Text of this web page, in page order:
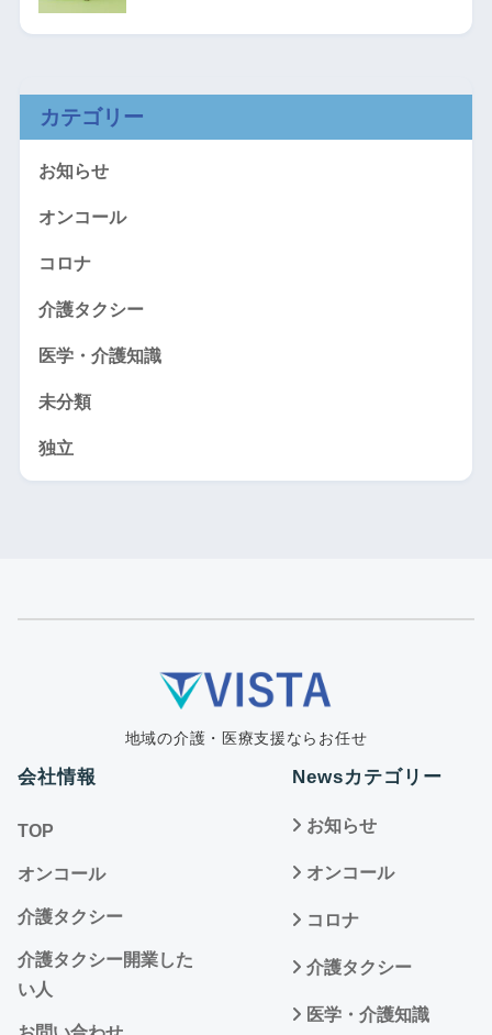
カテゴリー
お知らせ
オンコール
コロナ
介護タクシー
医学・介護知識
未分類
独立
地域の介護・医療支援ならお任せ
会社情報
TOP
オンコール
介護タクシー
介護タクシー開業した
い人
Newsカテゴリー
お知らせ
オンコール
コロナ
介護タクシー
医学・介護知識